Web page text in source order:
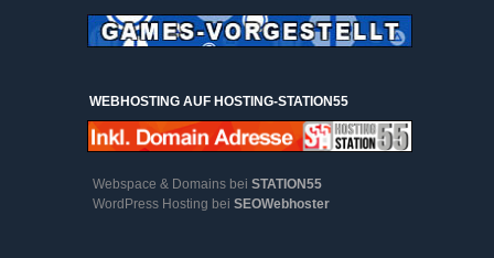
WEBHOSTING AUF HOSTING-STATION55
Webspace & Domains bei STATION55
WordPress Hosting bei SEOWebhoster